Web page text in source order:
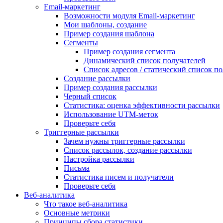
Email-маркетинг
Возможности модуля Email-маркетинг
Мои шаблоны, создание
Пример создания шаблона
Сегменты
Пример создания сегмента
Динамический список получателей
Список адресов / статический список
Создание рассылки
Пример создания рассылки
Черный список
Статистика: оценка эффективности рассылки
Использование UTM-меток
Проверьте себя
Триггерные рассылки
Зачем нужны триггерные рассылки
Список рассылок, создание рассылки
Настройка рассылки
Письма
Статистика писем и получатели
Проверьте себя
Веб-аналитика
Что такое веб-аналитика
Основные метрики